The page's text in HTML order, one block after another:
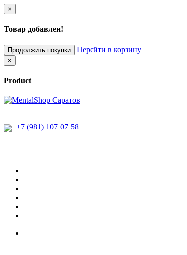
×
Товар добавлен!
Продолжить покупки Перейти в корзину
×
Product
+7 (981) 107-07-58